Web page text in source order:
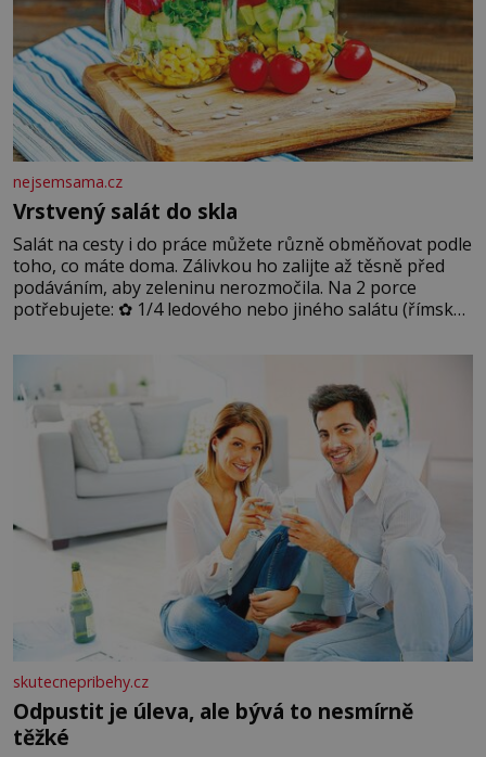
nejsemsama.cz
Vrstvený salát do skla
Salát na cesty i do práce můžete různě obměňovat podle
toho, co máte doma. Zálivkou ho zalijte až těsně před
podáváním, aby zeleninu nerozmočila. Na 2 porce
potřebujete: ✿ 1/4 ledového nebo jiného salátu (římský
okurky ✿ 2 rajčata Zálivka: ✿ 4 lžíce olivového oleje ✿ 1
lžíci citronové šťávy ✿ ½ stroužku
skutecnepribehy.cz
Odpustit je úleva, ale bývá to nesmírně
těžké